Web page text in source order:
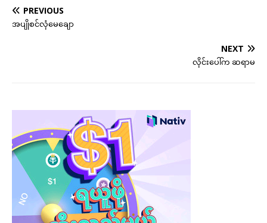
PREVIOUS
အပျိုစင်လုံမေချော
NEXT
လိုင်းပေါ်က ဆရာမ